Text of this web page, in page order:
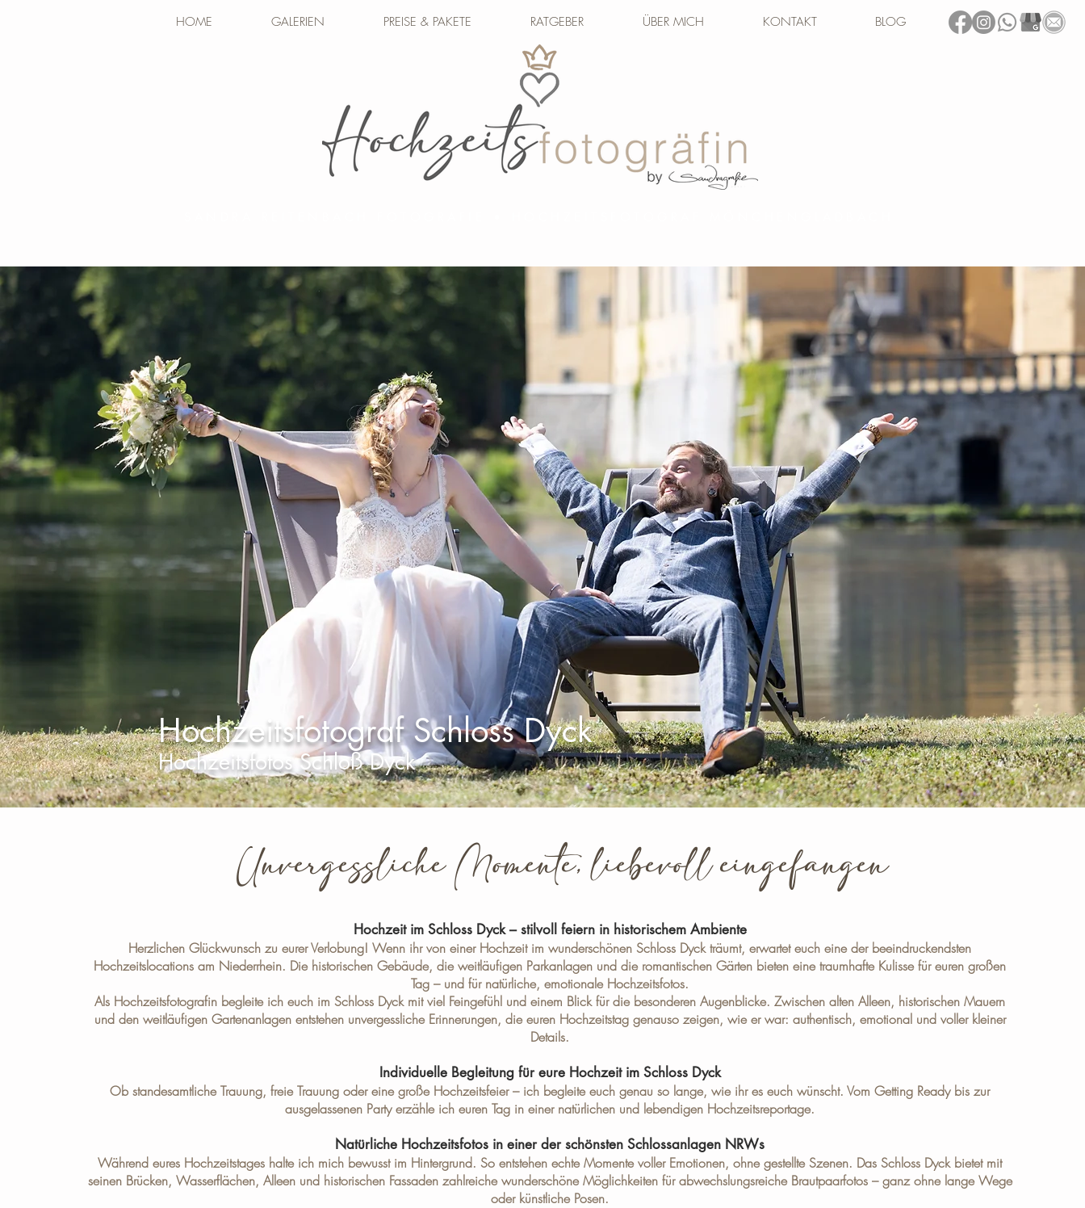
HOME GALERIEN PREISE & PAKETE RATGEBER ÜBER MICH KONTAKT BLOG
Hochzeitsfotograf Schloss Dyck
Hochzeitsfotos Schloß Dyck
Unvergessliche Momente, liebevoll eingefangen
Hochzeit im Schloss Dyck – stilvoll feiern in historischem Ambiente
Herzlichen Glückwunsch zu eurer Verlobung! Wenn ihr von einer Hochzeit im wunderschönen Schloss Dyck träumt, erwartet euch eine der beeindruckendsten
Hochzeitslocations am Niederrhein. Die historischen Gebäude, die weitläufigen Parkanlagen und die romantischen Gärten bieten eine traumhafte Kulisse für euren großen
Tag – und für natürliche, emotionale Hochzeitsfotos.
Als Hochzeitsfotografin begleite ich euch im Schloss Dyck mit viel Feingefühl und einem Blick für die besonderen Augenblicke. Zwischen alten Alleen, historischen Mauern
und den weitläufigen Gartenanlagen entstehen unvergessliche Erinnerungen, die euren Hochzeitstag genauso zeigen, wie er war: authentisch, emotional und voller kleiner
Details.
Individuelle Begleitung für eure Hochzeit im Schloss Dyck
Ob standesamtliche Trauung, freie Trauung oder eine große Hochzeitsfeier – ich begleite euch genau so lange, wie ihr es euch wünscht. Vom Getting Ready bis zur
ausgelassenen Party erzähle ich euren Tag in einer natürlichen und lebendigen Hochzeitsreportage.
Natürliche Hochzeitsfotos in einer der schönsten Schlossanlagen NRWs
Während eures Hochzeitstages halte ich mich bewusst im Hintergrund. So entstehen echte Momente voller Emotionen, ohne gestellte Szenen. Das Schloss Dyck bietet mit
seinen Brücken, Wasserflächen, Alleen und historischen Fassaden zahlreiche wunderschöne Möglichkeiten für abwechslungsreiche Brautpaarfotos – ganz ohne lange Wege
oder künstliche Posen.